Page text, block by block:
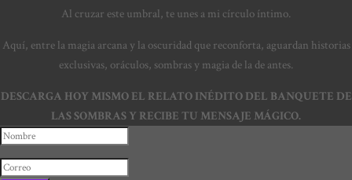
Al cruzar este umbral, te unes a mi círculo íntimo.
Aquí, entre la magia arcana y la oscuridad que reconforta, aguardan historias
exclusivas, oráculos, sombras y magia de la de antes.
DESCARGA HOY MISMO EL RELATO INÉDITO DEL BANQUETE DE
LAS SOMBRAS Y RECIBE TU MENSAJE MÁGICO.